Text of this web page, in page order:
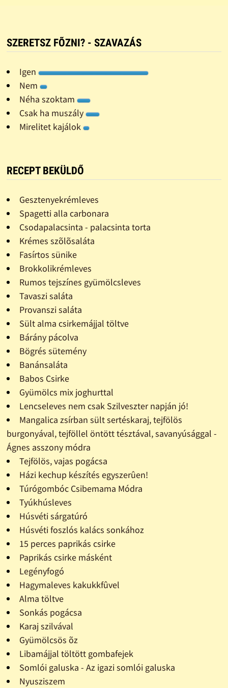
SZERETSZ FÕZNI? - SZAVAZÁS
Igen
Nem
Néha szoktam
Csak ha muszály
Mirelitet kajálok
RECEPT BEKÜLDŐ
Gesztenyekrémleves
Spagetti alla carbonara
Csodapalacsinta - palacsinta torta
Krémes szõlõsaláta
Fasírtos sünike
Brokkolikrémleves
Rumos tejszínes gyümölcsleves
Tavaszi saláta
Provanszi saláta
Sült alma csirkemájjal töltve
Bárány pácolva
Bögrés sütemény
Banánsaláta
Babos Csirke
Gyümölcs mix joghurttal
Lencseleves nem csak Szilveszter napján jó!
Mangalica zsírban sült sertéskaraj, tejfölös
burgonyával, tejföllel öntött tésztával, savanyúsággal -
Ágnes asszony módra
Tejfölös, vajas pogácsa
Házi kechup készítés egyszerûen!
Túrógombóc Csibemama Módra
Tyúkhúsleves
Húsvéti sárgatúró
Húsvéti foszlós kalács sonkához
15 perces paprikás csirke
Paprikás csirke másként
Legényfogó
Hagymaleves kakukkfûvel
Alma töltve
Sonkás pogácsa
Karaj szilvával
Gyümölcsös õz
Libamájjal töltött gombafejek
Somlói galuska - Az igazi somlói galuska
Nyusziszem